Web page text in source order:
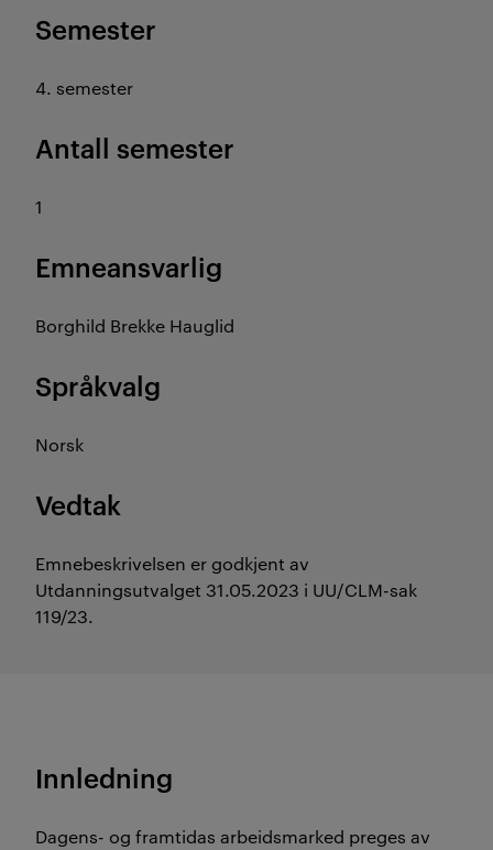
Semester
4. semester
Antall semester
1
Emneansvarlig
Borghild Brekke Hauglid
Språkvalg
Norsk
Vedtak
Emnebeskrivelsen er godkjent av
Utdanningsutvalget 31.05.2023 i UU/CLM-sak
119/23.
Innledning
Dagens- og framtidas arbeidsmarked preges av